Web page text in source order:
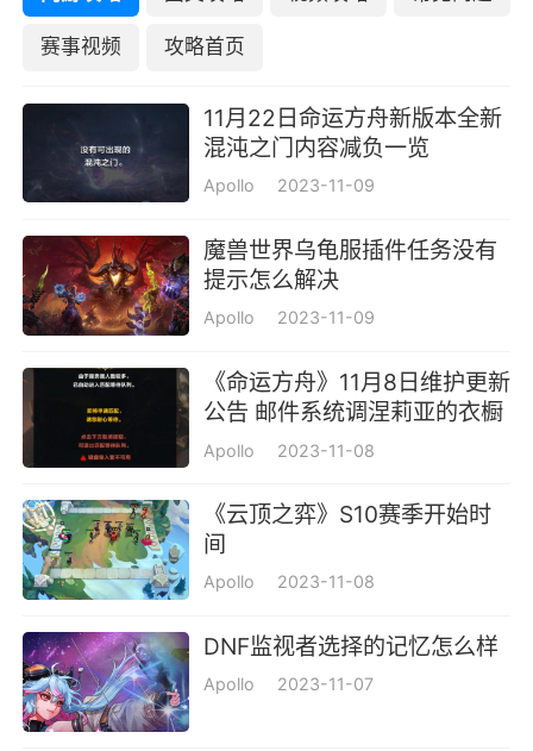
赛事视频 攻略首页
11月22日命运方舟新版本全新
混沌之门内容减负一览
Apollo 2023-11-09
魔兽世界乌龟服插件任务没有
提示怎么解决
Apollo 2023-11-09
《命运方舟》11月8日维护更新
公告 邮件系统调涅莉亚的衣橱
上架详情
Apollo 2023-11-08
《云顶之弈》S10赛季开始时
间
Apollo 2023-11-08
DNF监视者选择的记忆怎么样
Apollo 2023-11-07